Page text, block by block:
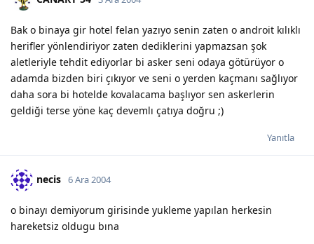
Bak o binaya gir hotel felan yazıyo senin zaten o androit kılıklı
herifler yönlendiriyor zaten dediklerini yapmazsan şok
aletleriyle tehdit ediyorlar bi asker seni odaya götürüyor o
adamda bizden biri çıkıyor ve seni o yerden kaçmanı sağlıyor
daha sora bi hotelde kovalacama başlıyor sen askerlerin
geldiği terse yöne kaç devemlı çatıya doğru ;)
Yanıtla
necis 6 Ara 2004
o binayı demiyorum girisinde yukleme yapılan herkesin
hareketsiz oldugu bına